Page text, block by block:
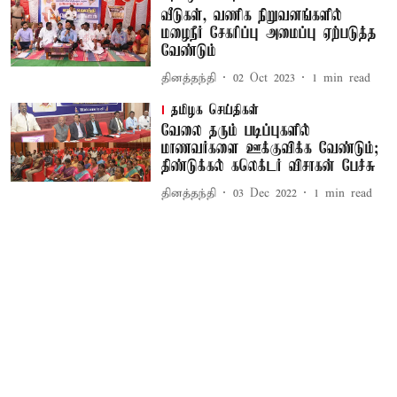
வீடுகள், வணிக நிறுவனங்களில்
மழைநீர் சேகரிப்பு அமைப்பு ஏற்படுத்த
வேண்டும்
தினத்தந்தி 02 Oct 2023 1 min read
தமிழக செய்திகள்
வேலை தரும் படிப்புகளில்
மாணவர்களை ஊக்குவிக்க வேண்டும்;
திண்டுக்கல் கலெக்டர் விசாகன் பேச்சு
தினத்தந்தி 03 Dec 2022 1 min read